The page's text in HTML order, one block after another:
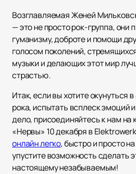
Возглавляемая Женей
— это не просто рок-группа, они
гуманизму, доброте и помощи
голосом поколений,
музыки и делающих этот мир
страстью.
Итак, если вы хотите окунуться
рока, испытать всплеск эмоций
дело, присоединяйтесь к нам на
«Нервы» 10 декабря в
онлайн легко, быстро и просто
упустите возможность сделать
настоящему незабываемым!